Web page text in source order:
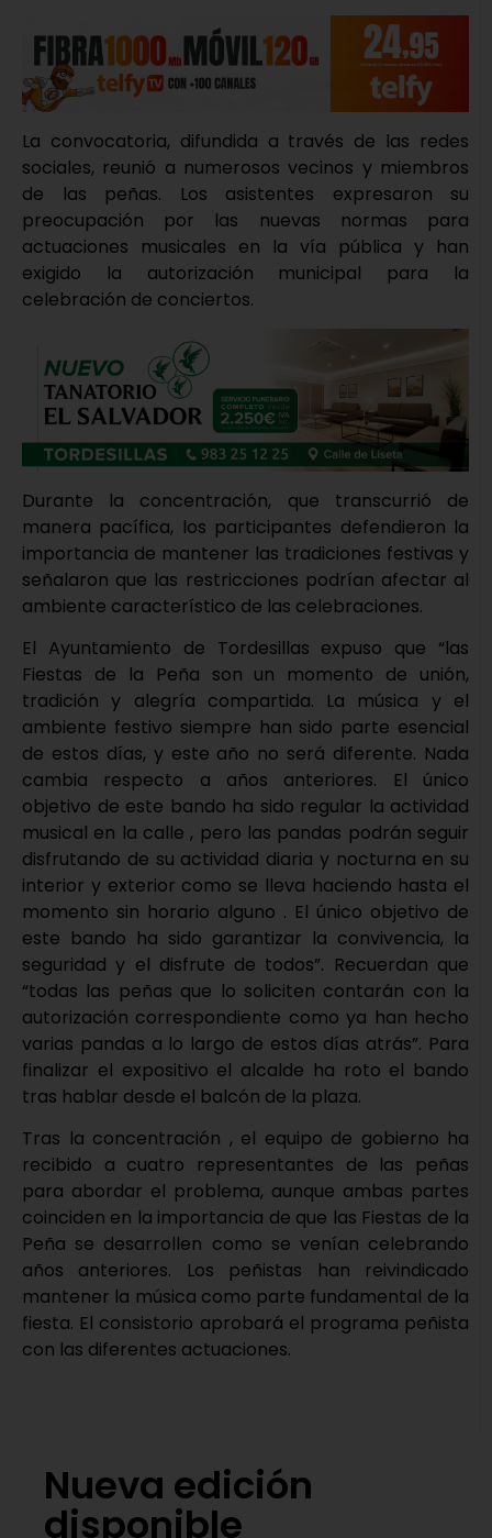
La convocatoria, difundida a través de las redes
sociales, reunió a numerosos vecinos y miembros
de las peñas. Los asistentes expresaron su
preocupación por las nuevas normas para
actuaciones musicales en la vía pública y han
exigido la autorización municipal para la
celebración de conciertos.
Durante la concentración, que transcurrió de
manera pacífica, los participantes defendieron la
importancia de mantener las tradiciones festivas y
señalaron que las restricciones podrían afectar al
ambiente característico de las celebraciones.
El Ayuntamiento de Tordesillas expuso que “las
Fiestas de la Peña son un momento de unión,
tradición y alegría compartida. La música y el
ambiente festivo siempre han sido parte esencial
de estos días, y este año no será diferente. Nada
cambia respecto a años anteriores. El único
objetivo de este bando ha sido regular la actividad
musical en la calle , pero las pandas podrán seguir
disfrutando de su actividad diaria y nocturna en su
interior y exterior como se lleva haciendo hasta el
momento sin horario alguno . El único objetivo de
este bando ha sido garantizar la convivencia, la
seguridad y el disfrute de todos”. Recuerdan que
“todas las peñas que lo soliciten contarán con la
autorización correspondiente como ya han hecho
varias pandas a lo largo de estos días atrás”. Para
finalizar el expositivo el alcalde ha roto el bando
tras hablar desde el balcón de la plaza.
Tras la concentración , el equipo de gobierno ha
recibido a cuatro representantes de las peñas
para abordar el problema, aunque ambas partes
coinciden en la importancia de que las Fiestas de la
Peña se desarrollen como se venían celebrando
años anteriores. Los peñistas han reivindicado
mantener la música como parte fundamental de la
fiesta. El consistorio aprobará el programa peñista
con las diferentes actuaciones.
Nueva edición
disponible